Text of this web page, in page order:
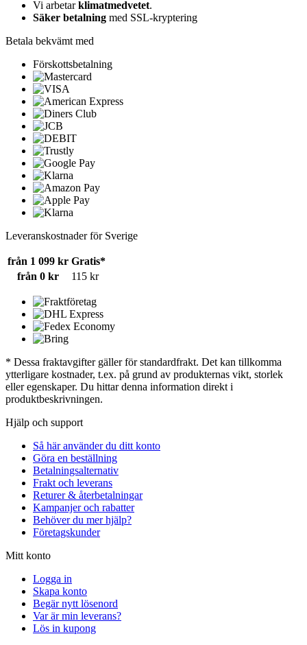
Vi arbetarklimatmedvetet.
Säker betalning med SSL-kryptering
Betala bekvämt med
Förskottsbetalning
Leveranskostnader för Sverige
från 1 099 kr Gratis*
från 0 kr
115 kr
* Dessa fraktavgifter gäller för standardfrakt. Det kan tillkomma
ytterligare kostnader, t.ex. på grund av produkternas vikt, storlek
eller egenskaper. Du hittar denna information direkt i
produktbeskrivningen.
Hjälp och support
Så här använder du ditt konto
Göra en beställning
Betalningsalternativ
Frakt och leverans
Returer & återbetalningar
Kampanjer och rabatter
Behöver du mer hjälp?
Företagskunder
Mitt konto
Logga in
Skapa konto
Begär nytt lösenord
Var är min leverans?
Lös in kupong